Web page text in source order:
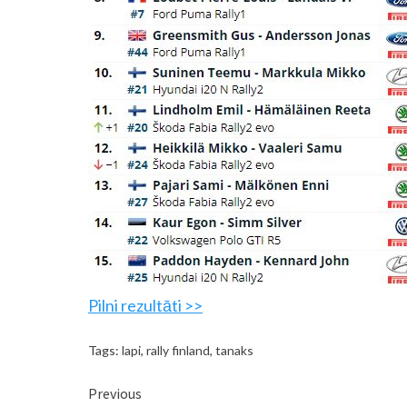
Pilni rezultāti >>
Tags: lapi, rally finland, tanaks
Continue
Previous